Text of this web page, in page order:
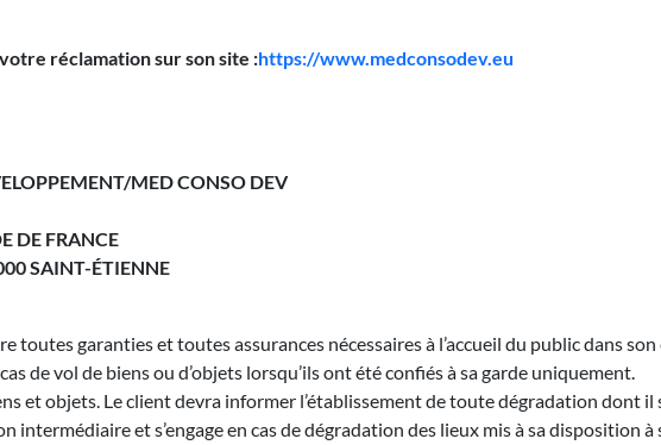
réclamation sur son site :https://www.medconsodev.eu
MED CONSO DEV
DE FRANCE
SAINT-ÉTIENNE
toutes garanties et toutes assurances nécessaires à l’accueil du public dans
de vol de biens ou d’objets lorsqu’ils ont été confiés à sa garde uniquement.
et objets. Le client devra informer l’établissement de toute dégradation dont il
intermédiaire et s’engage en cas de dégradation des lieux mis à sa disposition